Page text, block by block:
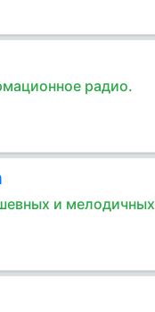
радио.
и мелодичных